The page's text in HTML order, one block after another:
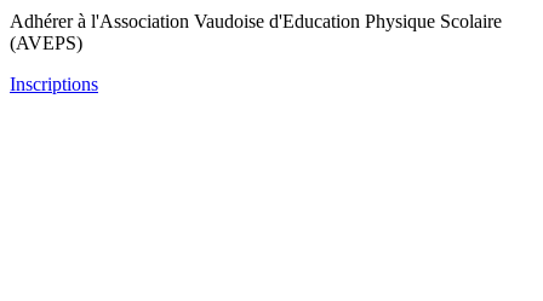
Adhérer à l'Association Vaudoise d'Education Physique Scolaire
(AVEPS)
Inscriptions